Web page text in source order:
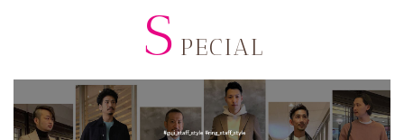
S PECIAL